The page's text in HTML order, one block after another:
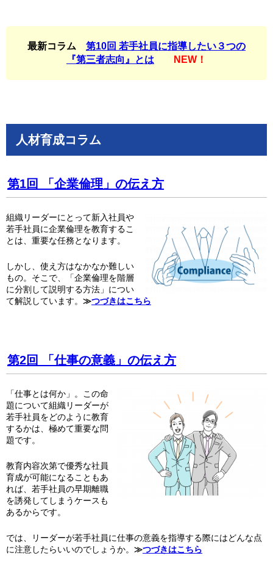
最新コラム
第10回 若手社員に指導したい３つの
『第三者志向』とは
NEW！
人材育成コラム
第1回 「企業倫理」の伝え方
組織リーダーにとって新入社員や
若手社員に企業倫理を教育するこ
とは、重要な任務となります。
しかし、使え方はなかなか難しい
もの。そこで、「企業倫理を階層
に分割して説明する方法」につい
て解説しています。 ≫つづきはこちら
第2回 「仕事の意義」の伝え方
「仕事とは何か」。この命
題について組織リーダーが
若手社員をどのように教育
するかは、極めて重要な問
題です。
教育内容次第で優秀な社員
育成が可能になることもあ
れば、若手社員の早期離職
を誘発してしまうケースも
あるからです。
では、リーダーが若手社員に仕事の意義を指導する際にはどんな点
に注意したらいいのでしょうか。 ≫つづきはこちら